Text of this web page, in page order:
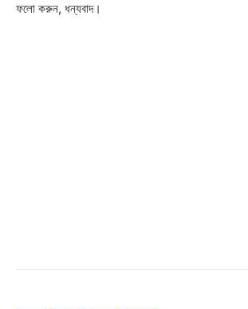
ফলো করুন, ধন্যবাদ।